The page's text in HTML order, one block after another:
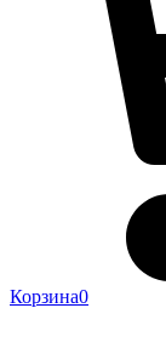
Корзина0